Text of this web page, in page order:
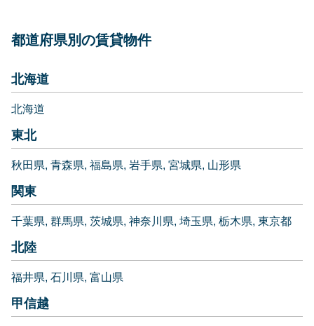
都道府県別の賃貸物件
北海道
北海道
東北
秋田県 青森県 福島県 岩手県 宮城県 山形県
関東
千葉県 群馬県 茨城県 神奈川県 埼玉県 栃木県 東京都
北陸
福井県 石川県 富山県
甲信越